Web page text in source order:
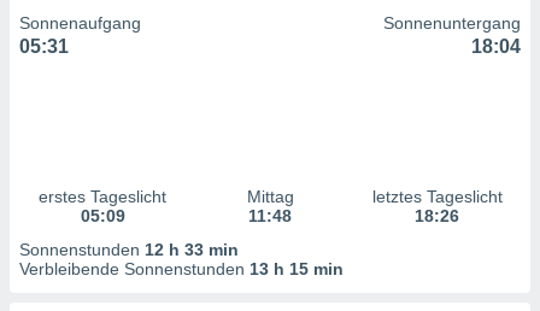
von
Sonnenaufgang
05:31
Sonnenuntergang
18:04
erstes Tageslicht
05:09
Mittag
11:48
letztes Tageslicht
18:26
Sonnenstunden 12 h 33 min
Verbleibende Sonnenstunden 13 h 15 min